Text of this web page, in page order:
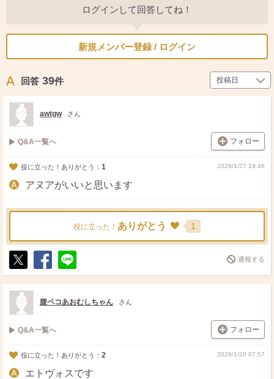
ログインして回答してね！
新規メンバー登録 / ログイン
回答 39件
awtgw さん
Q&A一覧へ フォロー
役に立った！ありがとう： 1 2026/1/27 19:46
アヌアがいいと思います
役に立った！ ありがとう 1
ポ
ス
ト
シ
ェ
送
る
通報する
腹ペコあおむしちゃん さん
Q&A一覧へ フォロー
役に立った！ありがとう： 2 2026/1/20 07:57
エトヴォスです